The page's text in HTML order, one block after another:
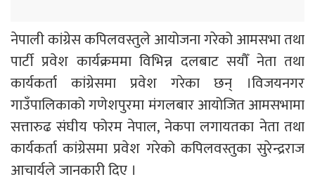
नेपाली कांग्रेस कपिलवस्तुले आयोजना गरेको आमसभा तथा
पार्टी प्रवेश कार्यक्रममा विभिन्न दलबाट सयौँ नेता तथा
कार्यकर्ता कांग्रेसमा प्रवेश गरेका छन् ।विजयनगर
गाउँपालिकाको गणेशपुरमा मंगलबार आयोजित आमसभामा
सत्तारुढ संघीय फोरम नेपाल, नेकपा लगायतका नेता तथा
कार्यकर्ता कांग्रेसमा प्रवेश गरेको कपिलवस्तुका सुरेन्द्रराज
आचार्यले जानकारी दिए ।